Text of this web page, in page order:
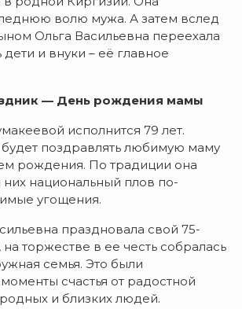
волю мужа. А затем вслед
Ольга Васильевна переехала
и внуки – её главное
— День рождения мамы
исполнится 79 лет.
поздравлять любимую маму
рождения. По традиции она
них национальный плов по-
угощения.
праздновала свой 75-
торжестве в ее честь собралась
семья. Это были
счастья от радостной
и близких людей.